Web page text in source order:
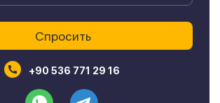
+90 536 771 29 16